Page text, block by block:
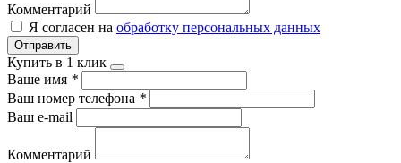
Комментарий
Я согласен на обработку персональных данных
Отправить
Купить в 1 клик
Ваше имя *
Ваш номер телефона *
Ваш e-mail
Комментарий